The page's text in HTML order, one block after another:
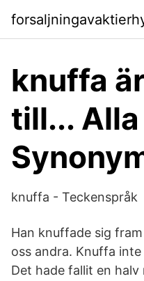
knuffa
till... Alla
knuffa - Teckenspråk
Han knuffade sig
oss andra. Knuffa
Det hade fallit en